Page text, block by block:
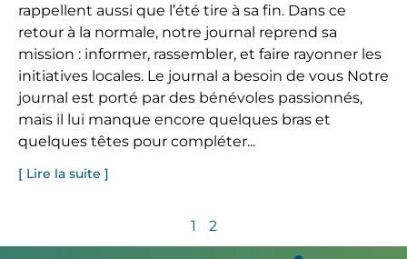
rappellent aussi que l’été tire à sa fin. Dans ce
retour à la normale, notre journal reprend sa
mission : informer, rassembler, et faire rayonner les
initiatives locales. Le journal a besoin de vous Notre
journal est porté par des bénévoles passionnés,
mais il lui manque encore quelques bras et
quelques têtes pour compléter...
[ Lire la suite ]
1 2